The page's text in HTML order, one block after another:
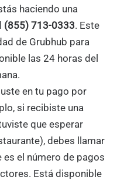
haciendo una
(855) 713-0333. Este
de Grubhub para
las 24 horas del
en tu pago por
si recibiste una
que esperar
debes llamar
es el número de pagos
Está disponible